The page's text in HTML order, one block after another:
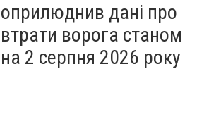
оприлюднив дані про
втрати ворога станом
на 2 серпня 2026 року